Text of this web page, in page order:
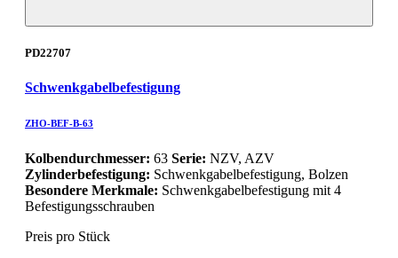
PD22707
Schwenkgabelbefestigung
ZHO-BEF-B-63
Kolbendurchmesser: 63 Serie: NZV, AZV
Zylinderbefestigung: Schwenkgabelbefestigung, Bolzen
Besondere Merkmale: Schwenkgabelbefestigung mit 4
Befestigungsschrauben
Preis pro Stück